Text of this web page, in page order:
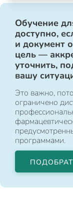
Обучение
доступно,
и документ
цель —
уточнить,
вашу
Это важно,
ограничено
программами.